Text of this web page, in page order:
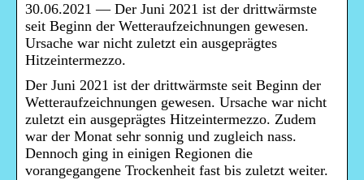
30.06.2021 — Der Juni 2021 ist der drittwärmste
seit Beginn der Wetteraufzeichnungen gewesen.
Ursache war nicht zuletzt ein ausgeprägtes
Hitzeintermezzo.
Der Juni 2021 ist der drittwärmste seit Beginn der
Wetteraufzeichnungen gewesen. Ursache war nicht
zuletzt ein ausgeprägtes Hitzeintermezzo. Zudem
war der Monat sehr sonnig und zugleich nass.
Dennoch ging in einigen Regionen die
vorangegangene Trockenheit fast bis zuletzt weiter.